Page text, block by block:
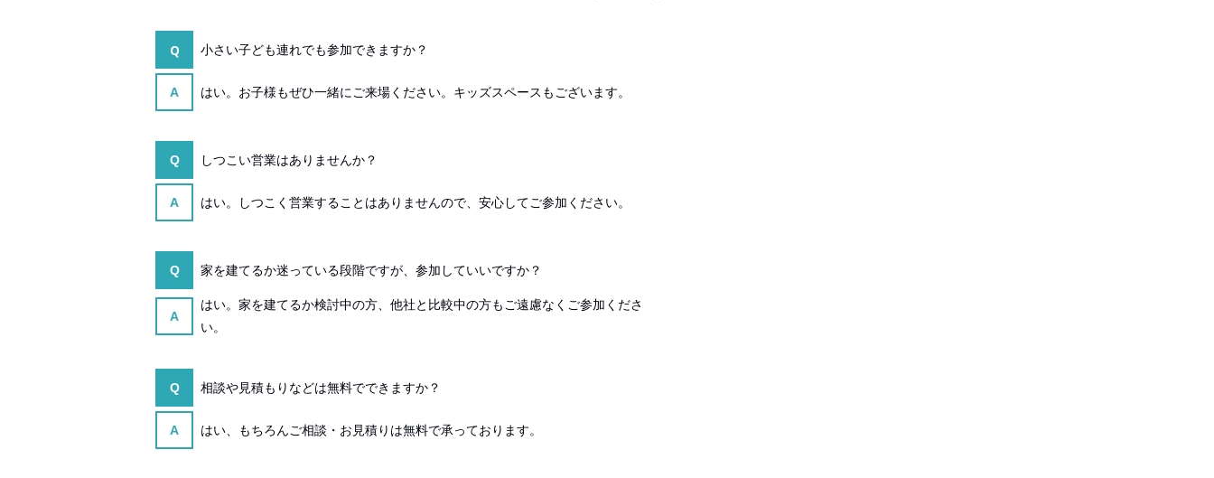
Q 小さい子ども連れでも参加できますか？
A はい。お子様もぜひ一緒にご来場ください。キッズスペースもございます。
Q しつこい営業はありませんか？
A はい。しつこく営業することはありませんので、安心してご参加ください。
Q 家を建てるか迷っている段階ですが、参加していいですか？
A
はい。家を建てるか検討中の方、他社と比較中の方もご遠慮なくご参加くださ
い。
Q 相談や見積もりなどは無料でできますか？
A はい、もちろんご相談・お見積りは無料で承っております。